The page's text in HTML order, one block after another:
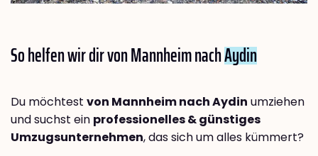
So helfen wir dir von Mannheim nachAydin
Du möchtest von Mannheim nach Aydin umziehen
und suchst ein professionelles & günstiges
Umzugsunternehmen, das sich um alles kümmert?